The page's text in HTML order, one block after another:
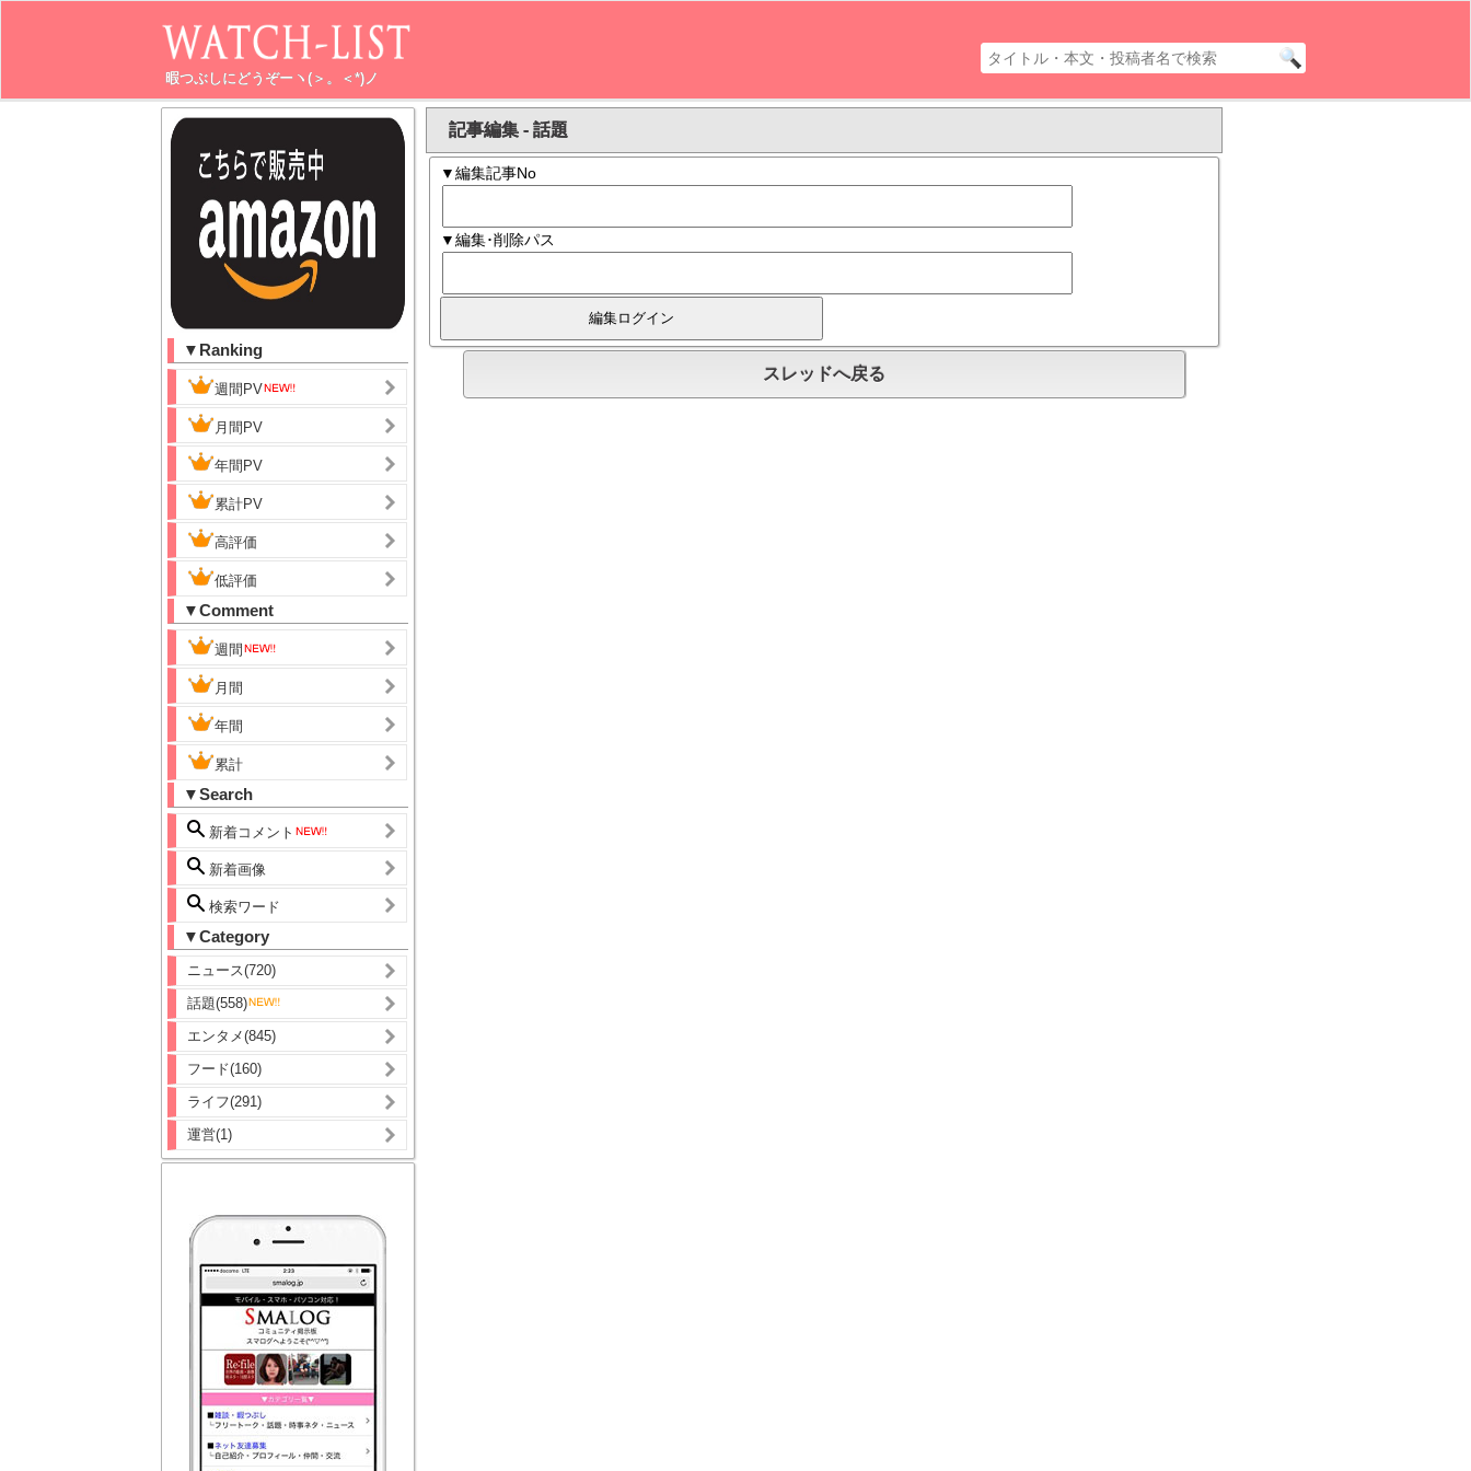
暇つぶしにどうぞーヽ(＞。＜*)ノ
▼Ranking
週間PV
月間PV
年間PV
累計PV
高評価
低評価
▼Comment
週間
月間
年間
累計
▼Search
新着コメント
新着画像
検索ワード
▼Category
ニュース(720)
話題(558)
エンタメ(845)
フード(160)
ライフ(291)
運営(1)
記事編集 - 話題
▼編集記事No
▼編集･削除パス
スレッドへ戻る